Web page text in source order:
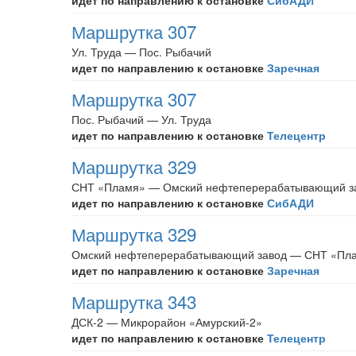
Маршрутка 307
Ул. Труда — Пос. Рыбачий
идет по направлению к остановке Заречная
Маршрутка 307
Пос. Рыбачий — Ул. Труда
идет по направлению к остановке Телецентр
Маршрутка 329
СНТ «Пламя» — Омский нефтеперерабатывающий
идет по направлению к остановке СибАДИ
Маршрутка 329
Омский нефтеперерабатывающий завод — СНТ
идет по направлению к остановке Заречная
Маршрутка 343
ДСК-2 — Микрорайон «Амурский-2»
идет по направлению к остановке Телецентр